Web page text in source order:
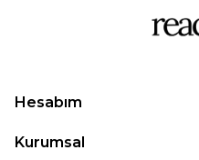
Hesabım
Kurumsal